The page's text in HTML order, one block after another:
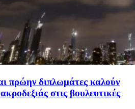
πρώην διπλωμάτες καλούν
στις βουλευτικές